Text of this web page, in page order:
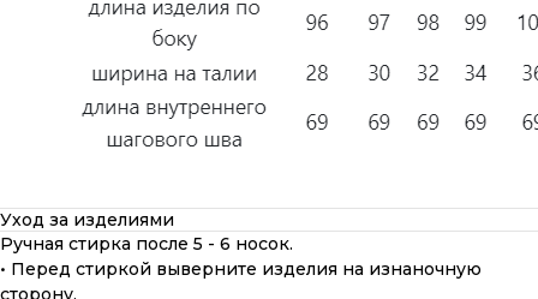
Уход за изделиями
Ручная стирка после 5 - 6 носок.
• Перед стиркой выверните изделия на изнаночную
сторону.